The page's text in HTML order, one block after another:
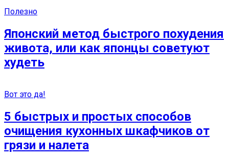
Полезно
Японский метод быстрого похудения
живота, или как японцы советуют
худеть
Вот это да!
5 быстрых и простых способов
очищения кухонных шкафчиков от
грязи и налета